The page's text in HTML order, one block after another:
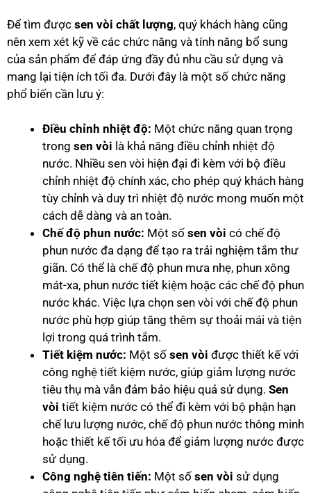
Để tìm được sen vòi chất lượng, quý khách hàng cũng
nên xem xét kỹ về các chức năng và tính năng bổ sung
của sản phẩm để đáp ứng đầy đủ nhu cầu sử dụng và
mang lại tiện ích tối đa. Dưới đây là một số chức năng
phổ biến cần lưu ý:
Điều chỉnh nhiệt độ: Một chức năng quan trọng
trong sen vòi là khả năng điều chỉnh nhiệt độ
nước. Nhiều sen vòi hiện đại đi kèm với bộ điều
chỉnh nhiệt độ chính xác, cho phép quý khách hàng
tùy chỉnh và duy trì nhiệt độ nước mong muốn một
cách dễ dàng và an toàn.
Chế độ phun nước: Một số sen vòi có chế độ
phun nước đa dạng để tạo ra trải nghiệm tắm thư
giãn. Có thể là chế độ phun mưa nhẹ, phun xông
mát-xa, phun nước tiết kiệm hoặc các chế độ phun
nước khác. Việc lựa chọn sen vòi với chế độ phun
nước phù hợp giúp tăng thêm sự thoải mái và tiện
lợi trong quá trình tắm.
Tiết kiệm nước: Một số sen vòi được thiết kế với
công nghệ tiết kiệm nước, giúp giảm lượng nước
tiêu thụ mà vẫn đảm bảo hiệu quả sử dụng. Sen
vòi tiết kiệm nước có thể đi kèm với bộ phận hạn
chế lưu lượng nước, chế độ phun nước thông minh
hoặc thiết kế tối ưu hóa để giảm lượng nước được
sử dụng.
Công nghệ tiên tiến: Một số sen vòi sử dụng